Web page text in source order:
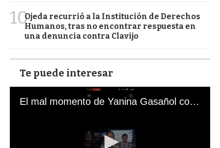
10Ojeda recurrió a la Institución de Derechos
Humanos, tras no encontrar respuesta en
una denuncia contra Clavijo
Te puede interesar
El mal momento de Yanina Gasañol con un hincha argentino en "Subrayado"